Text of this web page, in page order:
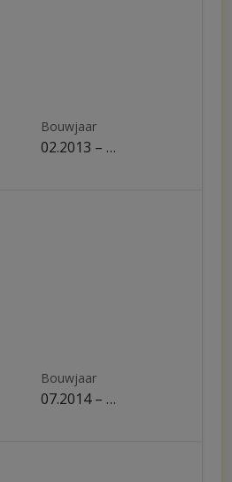
Bouwjaar
02.2013 – …
Bouwjaar
07.2014 – …